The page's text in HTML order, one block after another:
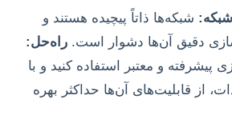
شبکه‌ها ذاتاً پیچیده هستند و
دقیق آن‌ها دشوار است. راه‌حل:
پیشرفته و معتبر استفاده کنید و با
از قابلیت‌های آن‌ها حداکثر بهره